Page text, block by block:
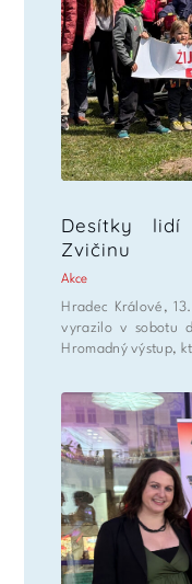
Desítky
Zvičinu
Akce
Hradec Králové,
vyrazilo v sobotu
Hromadný výstup,